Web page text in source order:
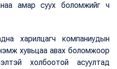
амар суух боломжийг ч
харилцагч компаниудын
хувьцаа авах боломжоор
холбоотой асуултад